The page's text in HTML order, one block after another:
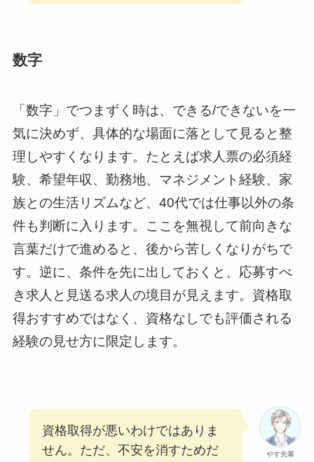
数字
「数字」でつまずく時は、できる/できないを一
気に決めず、具体的な場面に落として見ると整
理しやすくなります。たとえば求人票の必須経
験、希望年収、勤務地、マネジメント経験、家
族との生活リズムなど、40代では仕事以外の条
件も判断に入ります。ここを無視して前向きな
言葉だけで進めると、後から苦しくなりがちで
す。逆に、条件を先に出しておくと、応募すべ
き求人と見送る求人の境目が見えます。資格取
得おすすめではなく、資格なしでも評価される
経験の見せ方に限定します。
やす先輩
資格取得が悪いわけではありま
せん。ただ、不安を消すためだ